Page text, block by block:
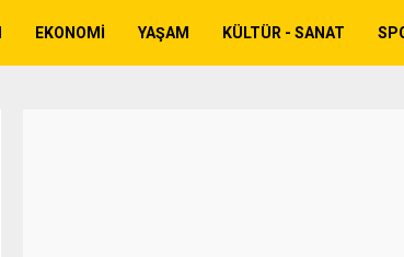
EKONOMI YAŞAM KÜLTÜR - SANAT